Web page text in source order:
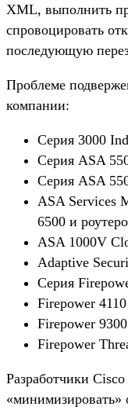
XML, выполнить
спровоцировать
последующую
Проблеме
компании:
Серия 3000
Серия ASA
Серия ASA
ASA Services
6500 и
ASA 1000V
Adaptive
Серия
Firepower
Firepower
Firepower
Разработчики
«минимизировать»